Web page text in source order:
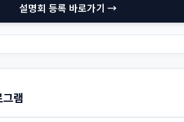
설명회 등록 바로가기 →
램